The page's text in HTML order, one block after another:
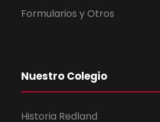
Formularios y Otros
Nuestro Colegio
Historia Redland